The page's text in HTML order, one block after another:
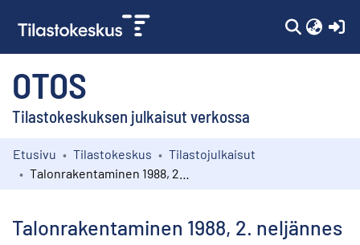
OTOS
Tilastokeskuksen julkaisut verkossa
Kokoelmat
Etusivu Tilastokeskus
Tilastojulkaisut
Talonrakentaminen 1988, 2. neljännes